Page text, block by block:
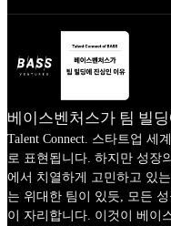
베이스벤처스가 팀 빌
Talent Connect. 스타트업 세
로 표현됩니다. 하지만 성장
에서 치열하게 고민하고 있
는 위대한 팀이 있듯, 모든
이 자리합니다. 이것이 베이